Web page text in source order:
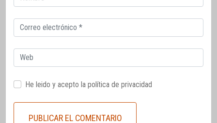
electrónico
Correo
electrónico
Web
He leido y acepto la política de privacidad